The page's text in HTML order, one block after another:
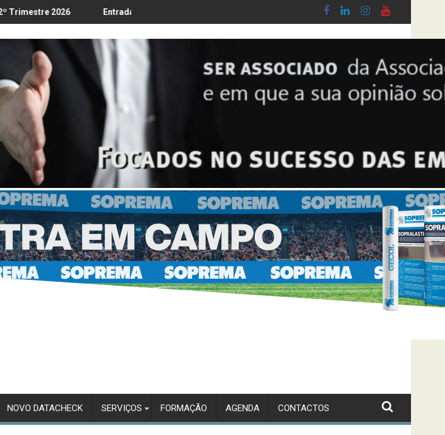
Entrada em vigor da regulamentação do Lobby - Lei n.º 5-A/2026, de 28 de Janeiro
Diploma de transposição da Diretiva
NOVO DATACHECK SERVIÇOS FORMAÇÃO AGENDA CONTACTOS